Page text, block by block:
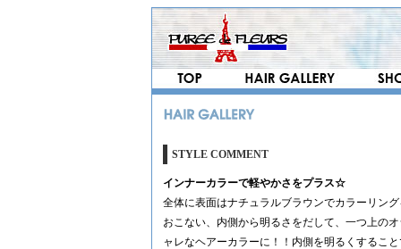
STYLE COMMENT
インナーカラーで軽やかさをプラス☆
全体に表面はナチュラルブラウンでカラーリン
おこない、内側から明るさをだして、一つ上の
ャレなヘアーカラーに！！内側を明るくするこ